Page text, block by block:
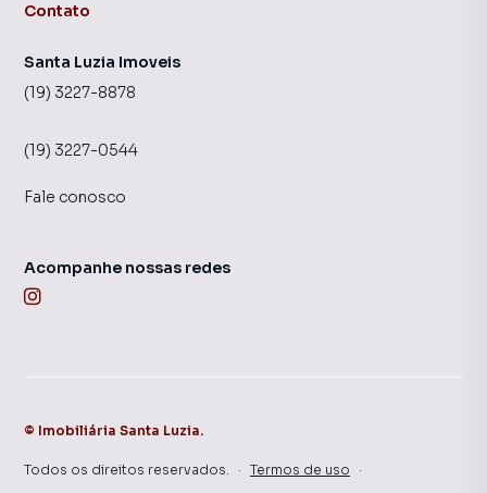
Contato
Santa Luzia Imoveis
(19) 3227-8878
(19) 3227-0544
Fale conosco
Acompanhe nossas redes
© Imobiliária Santa Luzia.
Todos os direitos reservados. · Termos de uso ·